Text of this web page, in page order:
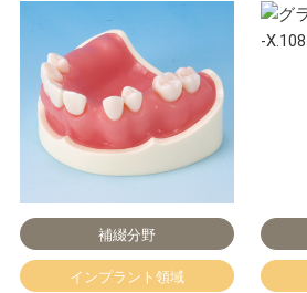
補綴分野
インプラント領域